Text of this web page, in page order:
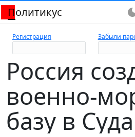
Политикус
Регистрация Забыли
Россия
военно-
базу в